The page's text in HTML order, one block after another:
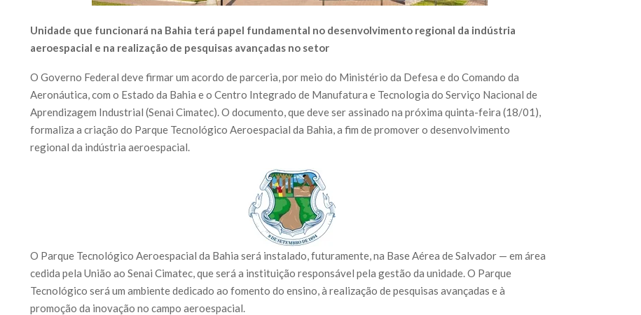
Unidade que funcionará na Bahia terá papel fundamental no desenvolvimento regional da indústria
aeroespacial e na realização de pesquisas avançadas no setor
O Governo Federal deve firmar um acordo de parceria, por meio do Ministério da Defesa e do Comando da
Aeronáutica, com o Estado da Bahia e o Centro Integrado de Manufatura e Tecnologia do Serviço Nacional de
Aprendizagem Industrial (Senai Cimatec). O documento, que deve ser assinado na próxima quinta-feira (18/01),
formaliza a criação do Parque Tecnológico Aeroespacial da Bahia, a fim de promover o desenvolvimento
regional da indústria aeroespacial.
O Parque Tecnológico Aeroespacial da Bahia será instalado, futuramente, na Base Aérea de Salvador — em área
cedida pela União ao Senai Cimatec, que será a instituição responsável pela gestão da unidade. O Parque
Tecnológico será um ambiente dedicado ao fomento do ensino, à realização de pesquisas avançadas e à
promoção da inovação no campo aeroespacial.